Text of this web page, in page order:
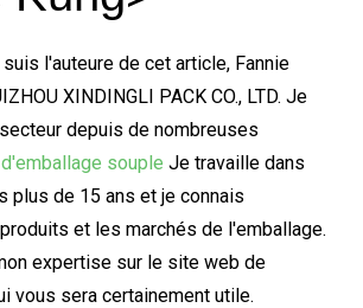
suis l'auteure de cet article, Fannie
XINDINGLI PACK CO., LTD. Je
depuis de nombreuses
souple Je travaille dans
plus de 15 ans et je connais
et les marchés de l'emballage.
expertise sur le site web de
vous sera certainement utile.